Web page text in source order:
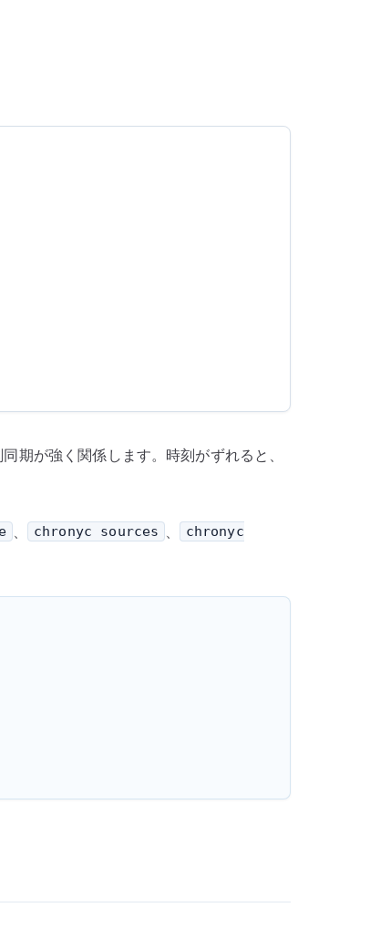
期が強く関係します。時刻がずれると、
、 chronyc sources 、
chronyc